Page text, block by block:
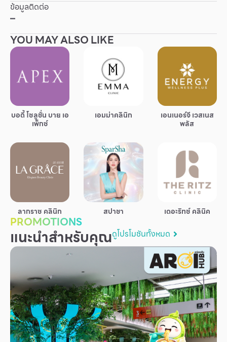
Service
Superstores
สมาชิก F-MEMBER
กิจกรรมและโปรโมชั่น
มีอะไรใหม่
บริการ
เพื่อสังคม
ฟิวเจอร์ซิตี้
เกี่ยวกับเรา
ผู้เช่าพื้นที่
ร่วมงานกับเรา
ตำแหน่งงาน
ข้อมูลติดต่อ
–
YOU MAY ALSO LIKE
บอดี้ โซลูชั่น บาย เอ
เพ็กซ์
เอมม่าคลินิก เอนเนอร์จี เวสเนส
พลัส
ลากราซ คลินิก สปาชา เดอะริทซ์ คลินิค
PROMOTIONS
แนะนำสำหรับคุณดูโปรโมชันทั้งหมด